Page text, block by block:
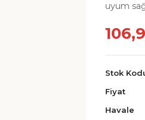
uyum
Stok
Fiyat
Havale